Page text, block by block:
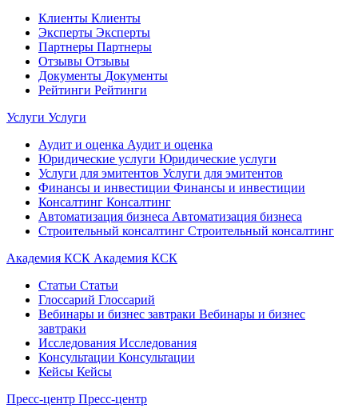
Клиенты Клиенты
Эксперты Эксперты
Партнеры Партнеры
Отзывы Отзывы
Документы Документы
Рейтинги Рейтинги
Услуги Услуги
Аудит и оценка Аудит и оценка
Юридические услуги Юридические услуги
Услуги для эмитентов Услуги для эмитентов
Финансы и инвестиции Финансы и инвестиции
Консалтинг Консалтинг
Автоматизация бизнеса Автоматизация бизнеса
Строительный консалтинг Строительный консалтинг
Академия КСК Академия КСК
Статьи Статьи
Глоссарий Глоссарий
Вебинары и бизнес завтраки Вебинары и бизнес
завтраки
Исследования Исследования
Консультации Консультации
Кейсы Кейсы
Пресс-центр Пресс-центр